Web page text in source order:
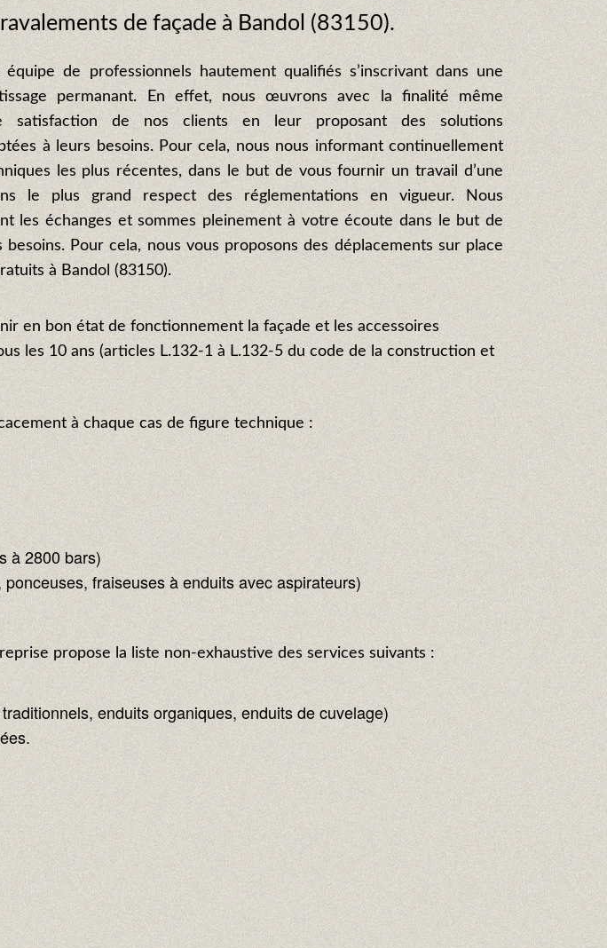
de façade à Bandol (83150).
équipe de professionnels hautement qualifiés s’inscrivant dans une
permanant. En effet, nous œuvrons avec la finalité même
satisfaction de nos clients en leur proposant des solutions
à leurs besoins. Pour cela, nous nous informant continuellement
les plus récentes, dans le but de vous fournir un travail d’une
le plus grand respect des réglementations en vigueur. Nous
les échanges et sommes pleinement à votre écoute dans le but de
Pour cela, nous vous proposons des déplacements sur place
à Bandol (83150).
en bon état de fonctionnement la façade et les accessoires
les 10 ans (articles L.132-1 à L.132-5 du code de la construction et
à chaque cas de figure technique :
à 2800 bars)
fraiseuses à enduits avec aspirateurs)
propose la liste non-exhaustive des services suivants :
enduits organiques, enduits de cuvelage)